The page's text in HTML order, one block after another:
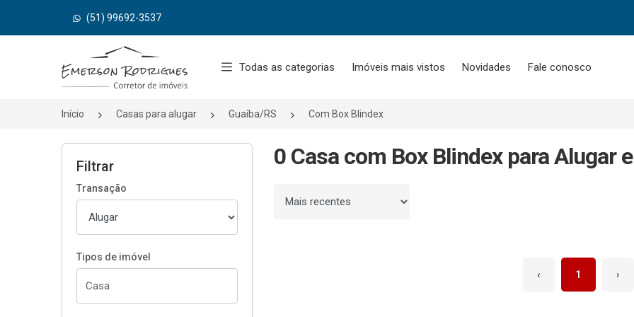
(51) 99692-3537
Página inicial
Todas as categorias Imóveis mais vistos Novidades Fale conosco
Início Casas para alugar Guaíba/RS Com Box Blindex
Filtrar
Transação
Tipos de imóvel
0 Casa com Box Blindex para Alugar
Ordenar por
‹ 1 ›